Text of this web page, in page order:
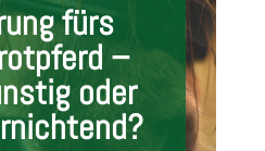
fürs
–
oder